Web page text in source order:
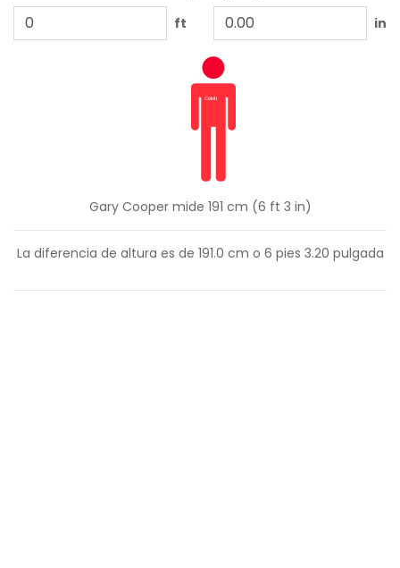
ft
in
Gary Cooper mide 191 cm (6 ft 3 in)
La diferencia de altura es de 191.0 cm o 6 pies 3.20 pulgada